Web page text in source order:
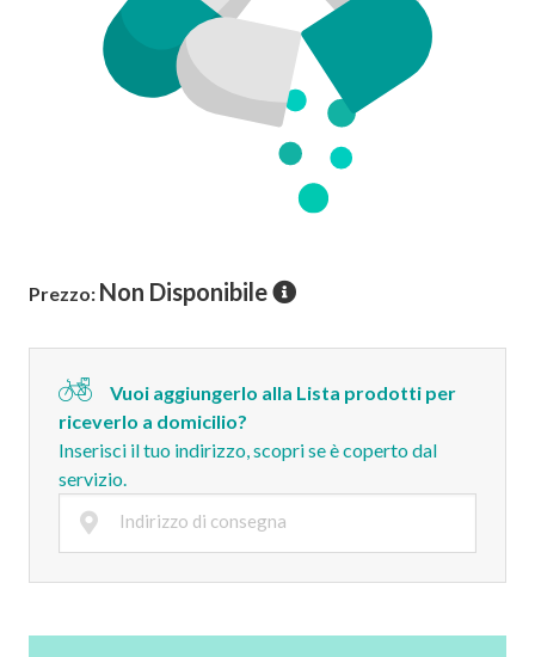
Prezzo: Non Disponibile
Vuoi aggiungerlo alla Lista prodotti per
riceverlo a domicilio?
Inserisci il tuo indirizzo, scopri se è coperto dal
servizio.